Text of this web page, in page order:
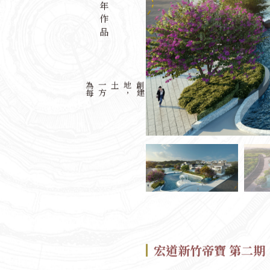
歷年作品
為
每
一
方
土地
，
創
建
最
美
城
市
印 記 以
都
市
計
畫
專
業
眼
光
，
規
劃
營
造
高
質
感
建
宏道新竹帝寶 第二期